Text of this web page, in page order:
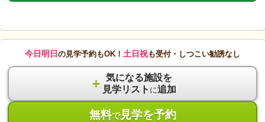
今日明日 の見学予約もOK！ 土日祝も受付・しつこい勧誘なし
＋ 気になる施設を
見学リスト に追加
無料で見学を予約